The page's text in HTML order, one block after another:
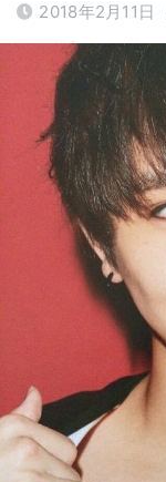
2018年2月11日